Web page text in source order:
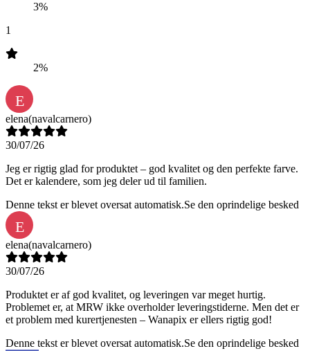
3%
1
2%
E
elena(navalcarnero)
30/07/26
Jeg er rigtig glad for produktet – god kvalitet og den perfekte farve.
Det er kalendere, som jeg deler ud til familien.
Denne tekst er blevet oversat automatisk.Se den oprindelige besked
E
elena(navalcarnero)
30/07/26
Produktet er af god kvalitet, og leveringen var meget hurtig.
Problemet er, at MRW ikke overholder leveringstiderne. Men det er
et problem med kurertjenesten – Wanapix er ellers rigtig god!
Denne tekst er blevet oversat automatisk.Se den oprindelige besked